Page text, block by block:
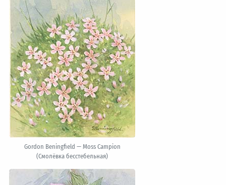
Gordon Beningfield — Moss Campion
(Смолёвка бесстебельная)